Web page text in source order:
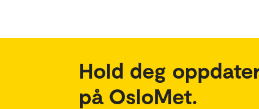
Hold deg
på OsloMet.